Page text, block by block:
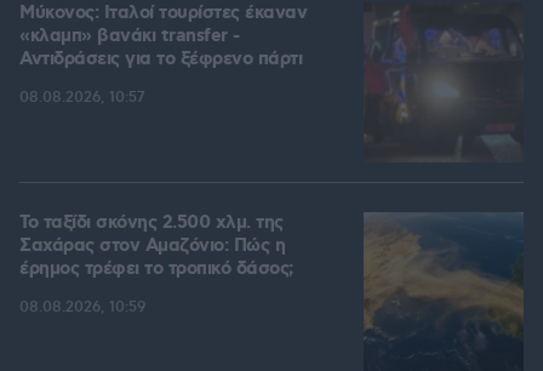
Μύκονος: Ιταλοί τουρίστες έκαναν
«κλαμπ» βανάκι transfer -
Αντιδράσεις για το ξέφρενο πάρτι
08.08.2026, 10:57
Το ταξίδι σκόνης 2.500 χλμ. της
Σαχάρας στον Αμαζόνιο: Πώς η
έρημος τρέφει το τροπικό δάσος;
08.08.2026, 10:59